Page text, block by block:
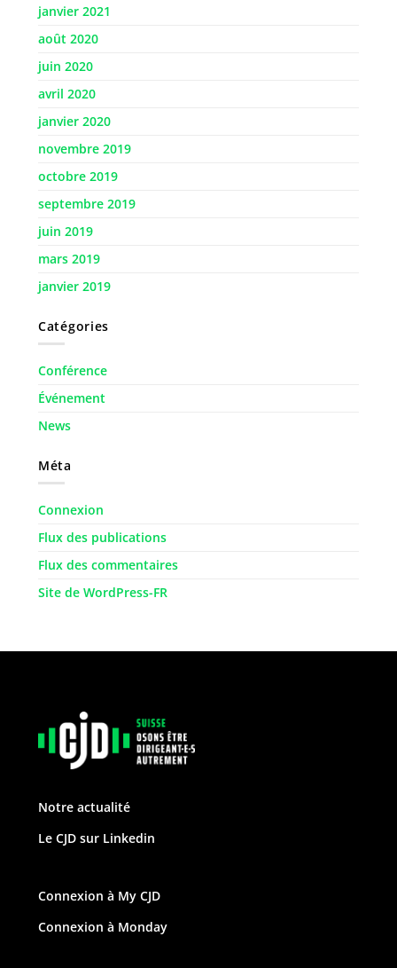
janvier 2021
août 2020
juin 2020
avril 2020
janvier 2020
novembre 2019
octobre 2019
septembre 2019
juin 2019
mars 2019
janvier 2019
Catégories
Conférence
Événement
News
Méta
Connexion
Flux des publications
Flux des commentaires
Site de WordPress-FR
Notre actualité
Le CJD sur Linkedin
Connexion à My CJD
Connexion à Monday